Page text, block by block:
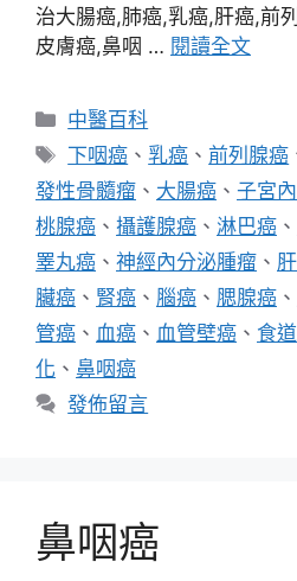
治大腸癌,肺癌,乳癌,肝癌,前
皮膚癌,鼻咽 … 閱讀全文
分
類
中醫百科
標
籤
下咽癌 、 乳癌 、前列腺癌
發性骨髓瘤 、 大腸癌 、 子宮
桃腺癌 、 攝護腺癌 、 淋巴癌 、
睪丸癌 、 神經內分泌腫瘤 、
臟癌 、 腎癌 、 腦癌 、 腮腺癌 、
管癌 、 血癌 、 血管壁癌 、 食
化 、 鼻咽癌
發佈留言
鼻咽癌